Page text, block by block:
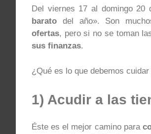
Del viernes 17 al domingo
barato del año». Son
ofertas, pero si no se toman
sus finanzas.
¿Qué es lo que debemos
1) Acudir a las
Éste es el mejor camino para